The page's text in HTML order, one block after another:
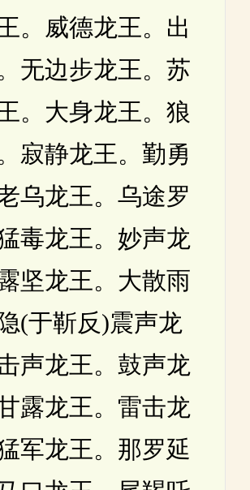
。威德龙王。出
无边步龙王。苏
。大身龙王。狼
寂静龙王。勤勇
乌龙王。乌途罗
毒龙王。妙声龙
坚龙王。大散雨
(于靳反)震声龙
声龙王。鼓声龙
露龙王。雷击龙
军龙王。那罗延